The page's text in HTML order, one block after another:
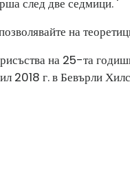
на
на 25-та
2018 г. в Бевърли